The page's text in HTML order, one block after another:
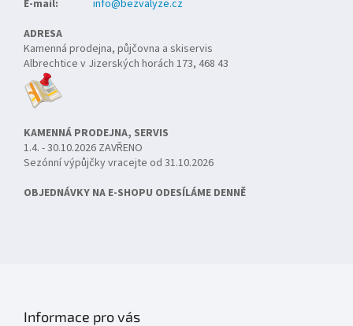
E-mail:
info@bezvalyze.cz
ADRESA
Kamenná prodejna, půjčovna a skiservis
Albrechtice v Jizerských horách 173, 468 43
KAMENNÁ PRODEJNA, SERVIS
1.4. - 30.10.2026 ZAVŘENO
Sezónní výpůjčky vracejte od 31.10.2026
OBJEDNÁVKY NA E-SHOPU ODESÍLÁME DENNĚ
Informace pro vás